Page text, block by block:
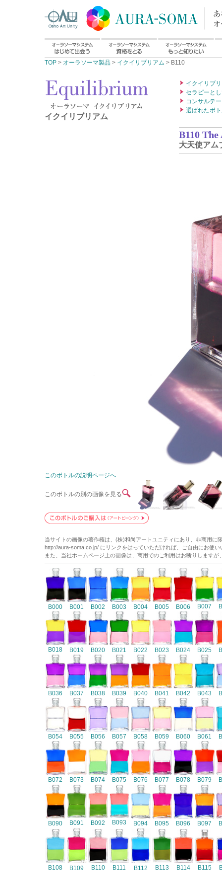
TOP > オーラソーマ製品 > イクイリブリアム > B110
イクイリブリアム
イクイリブ
セラピーと
コンサルテ
選ばれたボ
B110
大天使アム
このボトルの説明ページへ
このボトルの別の画像を見る
当サイトの画像の著作権は、(株)和尚アートユニティにあり、非商用
http://aura-soma.co.jp/ にリンクをはっていただければ、ご自由にお使い
また、当社ホームページ上の画像は、商用でのご利用はお断りします
B000 B001 B002 B003 B004 B005 B006 B007
B018 B019 B020 B021 B022 B023 B024 B025
B036 B037 B038 B039 B040 B041 B042 B043
B054 B055 B056 B057 B058 B059 B060 B061
B072 B073 B074 B075 B076 B077 B078 B079
B090 B091 B092 B093 B094 B095 B096 B097
B108 B109 B110 B111 B112 B113 B114 B115